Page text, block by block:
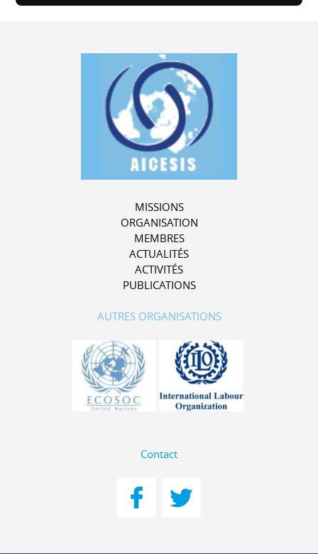
MISSIONS
ORGANISATION
MEMBRES
ACTUALITÉS
ACTIVITÉS
PUBLICATIONS
AUTRES ORGANISATIONS
Contact